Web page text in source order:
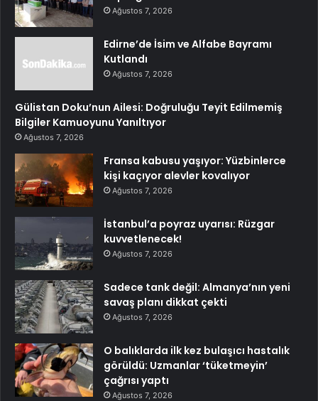
Ağustos 7, 2026
Edirne’de İsim ve Alfabe Bayramı
Kutlandı
Ağustos 7, 2026
Gülistan Doku’nun Ailesi: Doğruluğu Teyit Edilmemiş
Bilgiler Kamuoyunu Yanıltıyor
Ağustos 7, 2026
Fransa kabusu yaşıyor: Yüzbinlerce
kişi kaçıyor alevler kovalıyor
Ağustos 7, 2026
İstanbul’a poyraz uyarısı: Rüzgar
kuvvetlenecek!
Ağustos 7, 2026
Sadece tank değil: Almanya’nın yeni
savaş planı dikkat çekti
Ağustos 7, 2026
O balıklarda ilk kez bulaşıcı hastalık
görüldü: Uzmanlar ‘tüketmeyin’
çağrısı yaptı
Ağustos 7, 2026